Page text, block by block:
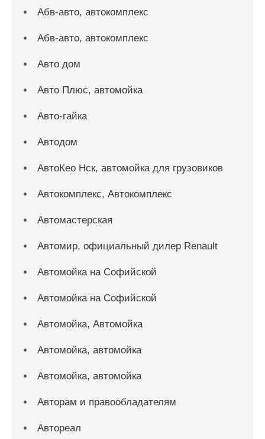
Абв-авто, автокомплекс
Абв-авто, автокомплекс
Авто дом
Авто Плюс, автомойка
Авто-гайка
Автодом
АвтоКео Нск, автомойка для грузовиков
Автокомплекс, Автокомплекс
Автомастерская
Автомир, официальный дилер Renault
Автомойка на Софийской
Автомойка на Софийской
Автомойка, Автомойка
Автомойка, автомойка
Автомойка, автомойка
Авторам и правообладателям
Автореал